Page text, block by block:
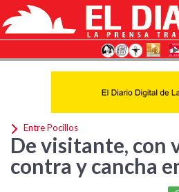
Entre Pocillos
De visitante, con
contra y cancha